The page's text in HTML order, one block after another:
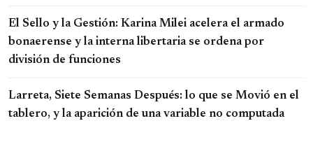
El Sello y la Gestión: Karina Milei acelera el armado
bonaerense y la interna libertaria se ordena por
división de funciones
Larreta, Siete Semanas Después: lo que se Movió en el
tablero, y la aparición de una variable no computada